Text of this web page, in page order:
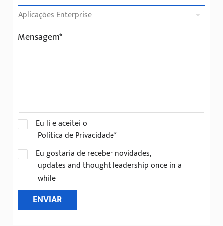
Mensagem*
Eu li e aceitei o
Política de Privacidade*
Eu gostaria de receber novidades,
updates and thought leadership once in a
while
ENVIAR